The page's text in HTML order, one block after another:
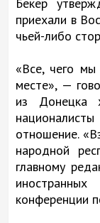
Бекер
приехали в
чьей-либо
«Все, чего мы
месте», —
из Донецка
отношение.
народной
главному
конференции